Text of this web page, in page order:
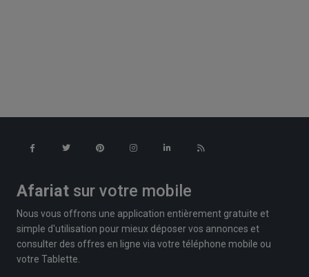
Afariat sur votre mobile
Nous vous offrons une application entièrement gratuite et
simple d'utilisation pour mieux déposer vos annonces et
consulter des offres en ligne via votre téléphone mobile ou
votre Tablette.